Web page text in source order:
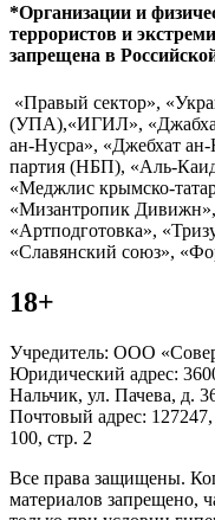
*Организации и
террористов и
запрещена в
«Правый сектор»,
(УПА),«ИГИЛ»,
ан-Нусра», «Джебхат
партия (НБП), «Аль-
«Меджлис крымско-
«Мизантропик Дивижн»,
«Артподготовка»,
«Славянский союз»,
18+
Учредитель: ООО
Юридический адрес:
Нальчик, ул. Пачева, д.
Почтовый адрес:
100, стр. 2
Все права защищены.
материалов запрещено,